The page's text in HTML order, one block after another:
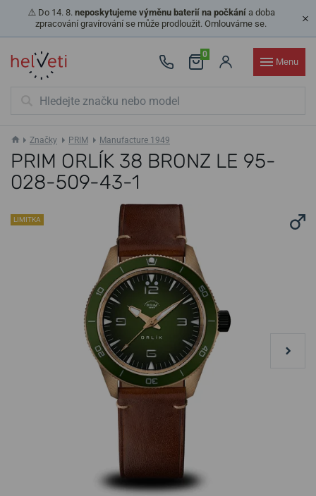
⚠️ Do 14. 8. neposkytujeme výměnu baterií na počkánía doba
zpracování gravírování se může prodloužit. Omlouváme se.
0
Menu
Značky PRIM Manufacture 1949
PRIM ORLÍK 38 BRONZ LE 95-
028-509-43-1
LIMITKA